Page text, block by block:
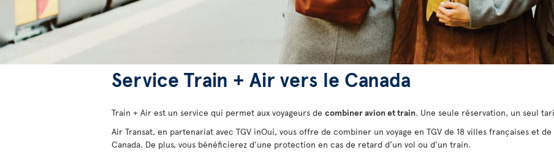
Service Train + Air vers le Canada
Train + Air est un service qui permet aux voyageurs de combiner avion et train. Une seule réservation, un seul
Air Transat, en partenariat avec TGV inOui, vous offre de combiner un voyage en TGV de 18 villes françaises et
Canada. De plus, vous bénéficierez d’une protection en cas de retard d’un vol ou d’un train.